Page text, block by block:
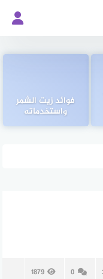
فوائد زيت الشمر
واستخدماته
0
1879